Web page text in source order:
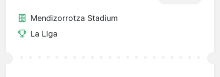
Mendizorrotza Stadium
La Liga